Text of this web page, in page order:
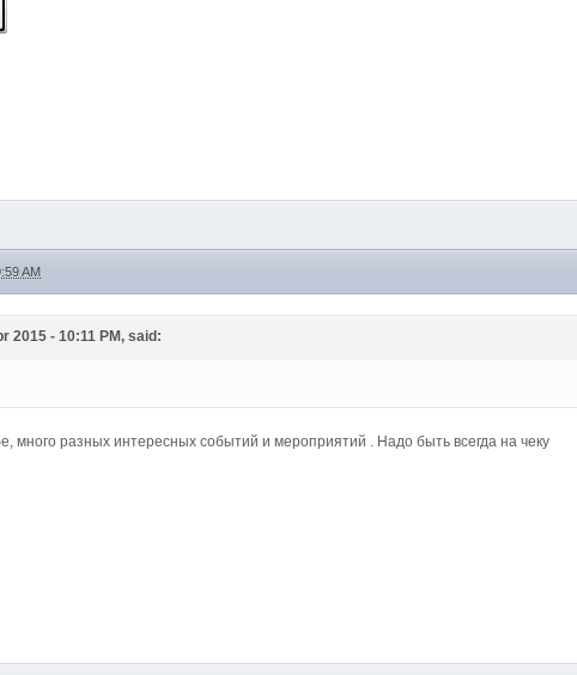
AM
2015 - 10:11 PM, said:
много разных интересных событий и мероприятий . Надо быть всегда на чеку